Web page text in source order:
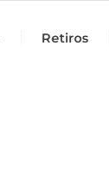
Retiros